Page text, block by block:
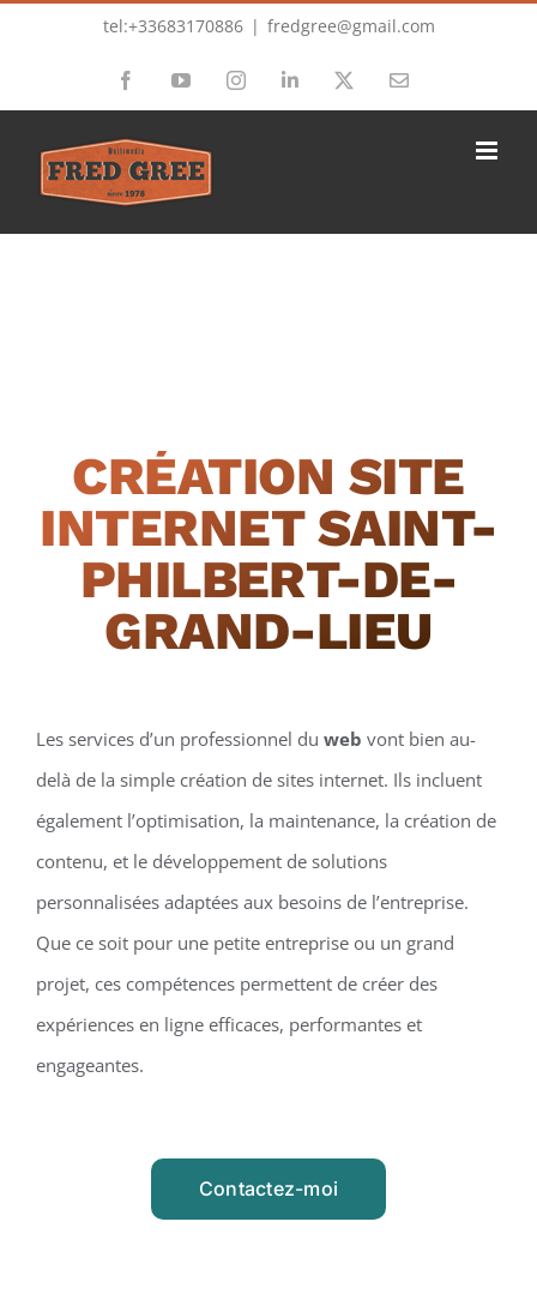
tel:+33683170886 | fredgree@gmail.com
FacebookYouTubeInstagramLinkedIn Email
CRÉATION SITE
INTERNET SAINT-
PHILBERT-DE-
GRAND-LIEU
Les services d’un professionnel du web vont bien au-
delà de la simple création de sites internet. Ils incluent
également l’optimisation, la maintenance, la création de
contenu, et le développement de solutions
personnalisées adaptées aux besoins de l’entreprise.
Que ce soit pour une petite entreprise ou un grand
projet, ces compétences permettent de créer des
expériences en ligne efficaces, performantes et
engageantes.
Contactez-moi